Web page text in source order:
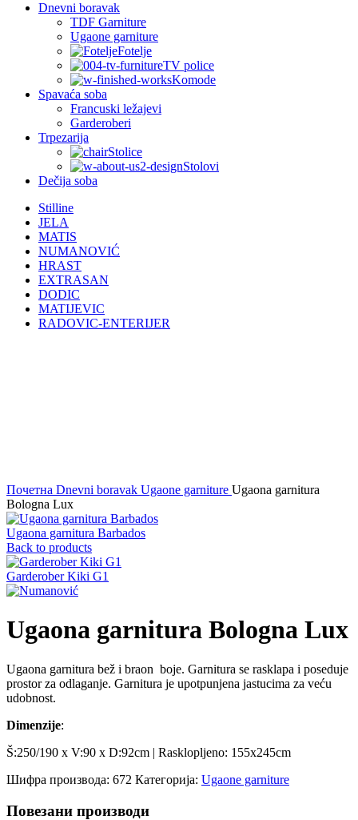
Dnevni boravak
TDF Garniture
Ugaone garniture
Fotelje
TV police
Komode
Spavaća soba
Francuski ležajevi
Garderoberi
Trpezarija
Stolice
Stolovi
Dečija soba
Stilline
JELA
MATIS
NUMANOVIĆ
HRAST
EXTRASAN
DODIC
MATIJEVIC
RADOVIC-ENTERIJER
Почетна Dnevni boravak Ugaone garniture Ugaona garnitura
Bologna Lux
Ugaona garnitura Barbados
Back to products
Garderober Kiki G1
Ugaona garnitura Bologna Lux
Ugaona garnitura bež i braon boje. Garnitura se rasklapa i poseduje
prostor za odlaganje. Garnitura je upotpunjena jastucima za veću
udobnost.
Dimenzije:
Š:250/190 x V:90 x D:92cm | Rasklopljeno: 155x245cm
Шифра производа: 672 Категорија: Ugaone garniture
Повезани производи